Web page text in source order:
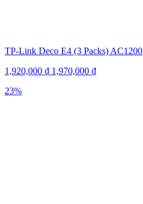
TP-Link Deco E4 (3 Packs) AC1200
1,920,000 ₫ 1,970,000 ₫
23%